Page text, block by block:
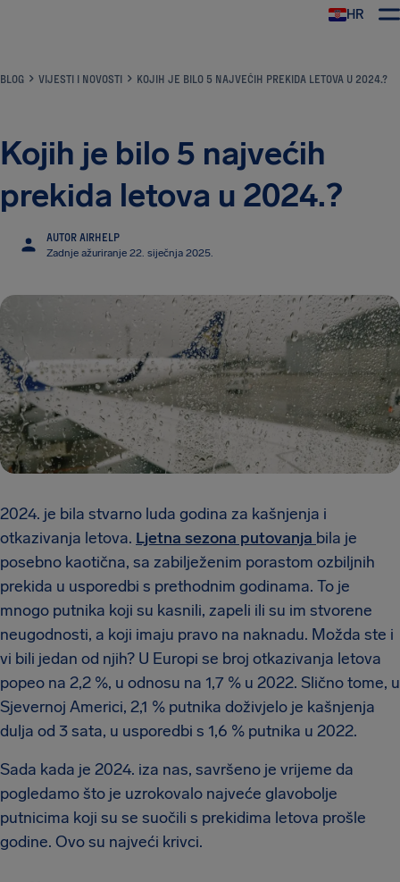
HR
BLOG VIJESTI I NOVOSTI KOJIH JE BILO 5 NAJVEĆIH PREKIDA LETOVA U 2024.?
Kojih je bilo 5 najvećih
prekida letova u 2024.?
AUTOR AIRHELP
Zadnje ažuriranje 22. siječnja 2025.
2024. je bila stvarno luda godina za kašnjenja i
otkazivanja letova. Ljetna sezona putovanja bila je
posebno kaotična, sa zabilježenim porastom ozbiljnih
prekida u usporedbi s prethodnim godinama. To je
mnogo putnika koji su kasnili, zapeli ili su im stvorene
neugodnosti, a koji imaju pravo na naknadu. Možda ste i
vi bili jedan od njih? U Europi se broj otkazivanja letova
popeo na 2,2 %, u odnosu na 1,7 % u 2022. Slično tome, u
Sjevernoj Americi, 2,1 % putnika doživjelo je kašnjenja
dulja od 3 sata, u usporedbi s 1,6 % putnika u 2022.
Sada kada je 2024. iza nas, savršeno je vrijeme da
pogledamo što je uzrokovalo najveće glavobolje
putnicima koji su se suočili s prekidima letova prošle
godine. Ovo su najveći krivci.